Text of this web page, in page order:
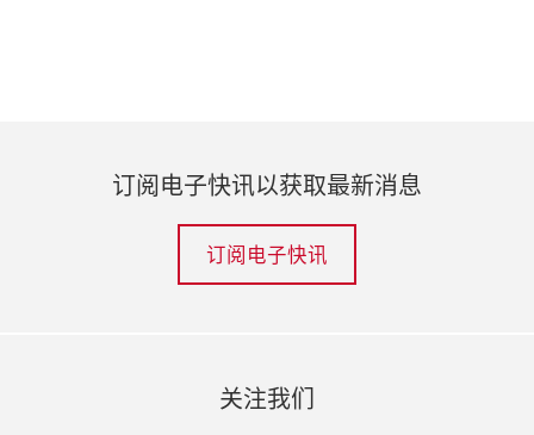
订阅电子快讯以获取最新消息
订阅电子快讯
关注我们